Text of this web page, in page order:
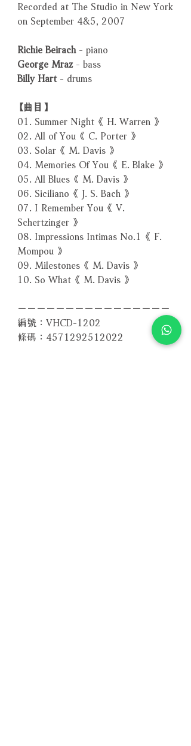
Recorded at The Studio in New York
on September 4&5, 2007
Richie Beirach- piano
George Mraz- bass
Billy Hart- drums
【曲目】
01. Summer Night《 H. Warren 》
02. All of You《 C. Porter 》
03. Solar《 M. Davis 》
04. Memories Of You《 E. Blake 》
05. All Blues《 M. Davis 》
06. Siciliano《 J. S. Bach 》
07. I Remember You《 V.
Schertzinger 》
08. Impressions Intimas No.1《 F.
Mompou 》
09. Milestones《 M. Davis 》
10. So What《 M. Davis 》
－－－－－－－－－－－－－－－－
編號：VHCD-1202
條碼：4571292512022